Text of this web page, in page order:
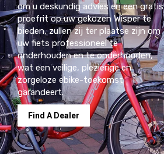
om u deskundig advies en een gratis
proefrit op uw gekozen Wisper te
bieden, zullen zij ter plaatse zijn om
uw fiets professioneel te
onderhouden en te onderhouden,
wat een veilige, plezierige en
zorgeloze ebike-toekomst
garandeert.
Find A Dealer